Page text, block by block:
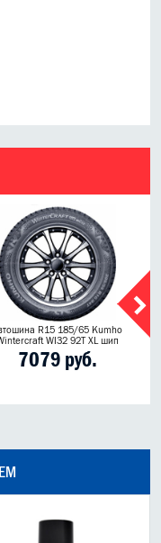
R15 185/65 Kumho
WI32 92T XL шип
7079 руб.